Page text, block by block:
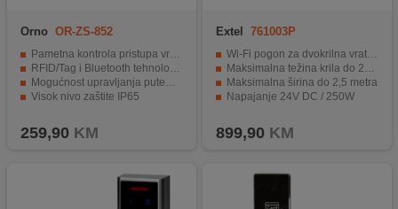
Orno OR-ZS-852
Pametna kontrola pristupa vrata
RFID/Tag i Bluetooth tehnologija
Mogućnost upravljanja putem aplikacije
Visok nivo zaštite IP65
259,90 KM
Extel 761003P
Wi-Fi pogon za dvokrilna vrata, set
Maksimalna težina krila do 250 kg
Maksimalna širina do 2,5 metra
Napajanje 24V DC / 250W
899,90 KM